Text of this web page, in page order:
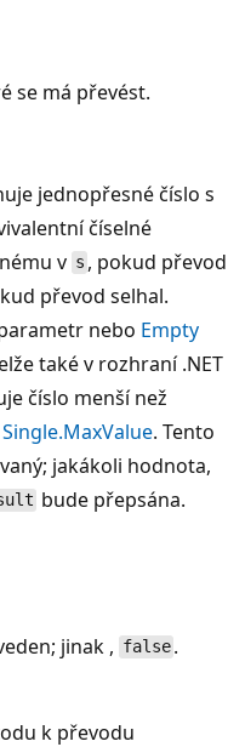
se má převést.
jednopřesné číslo s
číselné
v s , pokud převod
převod selhal.
nebo Empty
také v rozhraní .NET
číslo menší než
Single.MaxValue. Tento
jakákoli hodnota,
bude přepsána.
jinak , false .
k převodu